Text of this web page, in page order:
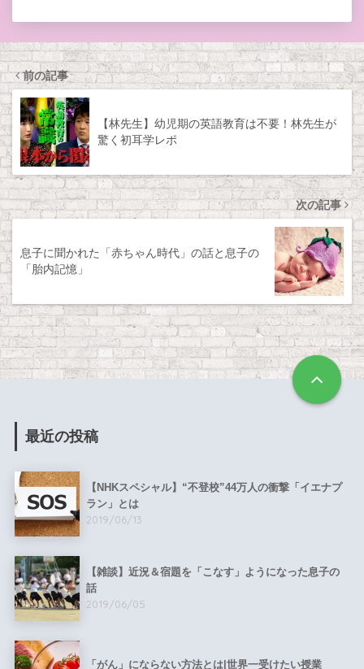
前の記事
【林先生】幼児期の英語教育は不要！林先生が
驚く初耳学レポ
次の記事
息子に聞かれた「赤ちゃん時代」の話と息子の
「胎内記憶」
最近の投稿
【NHKスペシャル】“不登校”44万人の衝撃「イエナプ
ラン」とは
2019/06/13
【雑談】近況＆宿題を「こなす」ようになった息子の
話
2019/06/05
「がん」にならない方法とは|世界一受けたい授業